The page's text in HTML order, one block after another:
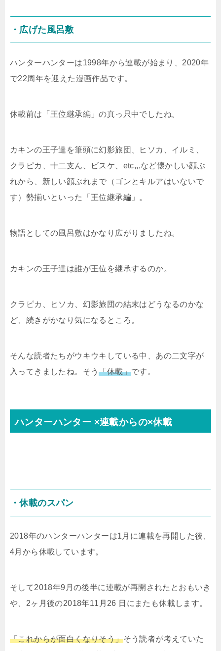
・広げた風呂敷
ハンターハンターは1998年から連載が始まり、 2020年
で22周年を迎えた漫画作品です。
休載前は「王位継承編」の真っ只中でしたね。
カキンの王子達を筆頭に幻影旅団、ヒソカ、イルミ、
クラピカ、十二支ん、ビスケ、 etc,,,など懐かしい顔ぶ
れから、新しい顔ぶれまで（ゴンとキルアはいないで
す）勢揃いといった「王位継承編」。
物語としての風呂敷はかなり広がりましたね。
カキンの王子達は誰が王位を継承するのか。
クラピカ、ヒソカ、幻影旅団の結末はどうなるのかな
ど、続きがかなり気になるところ。
そんな読者たちがウキウキしている中、あの二文字が
入ってきましたね。そう「休載」です。
ハンターハンター ×連載からの×休載
・休載のスパン
2018年のハンターハンターは1 月に連載を再開した後、
4月から休載しています。
そして2018年9 月の後半に連載が再開されたとおもいき
や、 2ヶ月後の2018年11 月 26 日にまたも休載します。
「これからが面白くなりそう」そう読者が考えていた